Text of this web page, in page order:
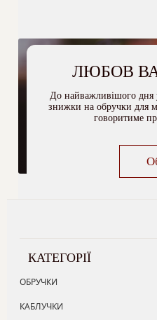
ЛЮБОВ
До найважливішого дня
знижки на обручки для
говоритиме
КАТЕГОРІЇ
ОБРУЧКИ
КАБЛУЧКИ